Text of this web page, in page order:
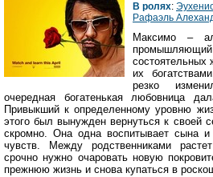
В ролях:
Рафаэль
Максимо –
состоятельных
их
резко
очередная богатенькая любовница
Привыкший к определенному уровню
этого был вынужден вернуться к своей
скромно. Она одна воспитывает сына
чувств. Между родственниками
срочно нужно очаровать новую
прежнюю жизнь и снова купаться в